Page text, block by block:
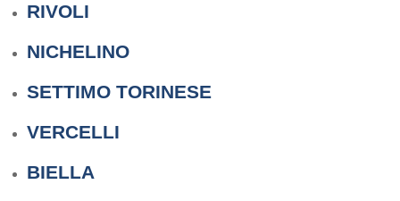
RIVOLI
NICHELINO
SETTIMO TORINESE
VERCELLI
BIELLA